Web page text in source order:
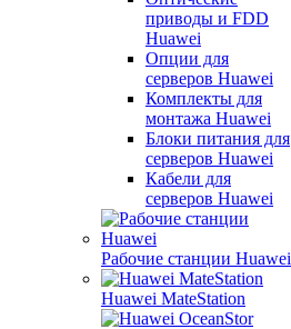
приводы и FDD
Huawei
Опции для
серверов Huawei
Комплекты для
монтажа Huawei
Блоки питания для
серверов Huawei
Кабели для
серверов Huawei
Рабочие станции Huawei
Huawei MateStation